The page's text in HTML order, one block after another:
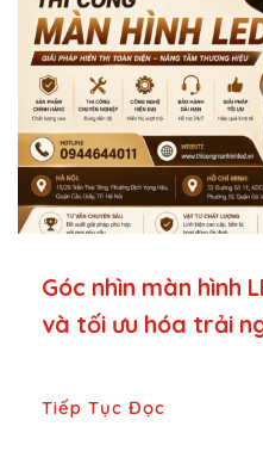
Góc nhìn màn hình
và tối ưu hóa trải
Tiếp Tục Đọc